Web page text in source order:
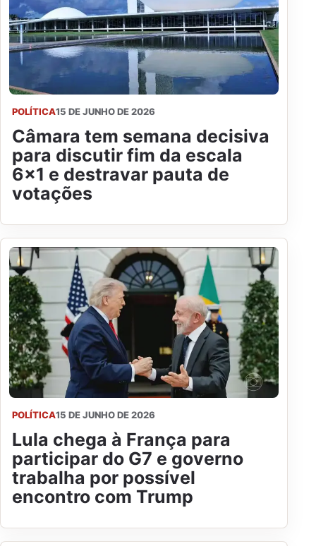
POLÍTICA15 DE JUNHO DE 2026
Câmara tem semana decisiva
para discutir fim da escala
6x1 e destravar pauta de
votações
POLÍTICA15 DE JUNHO DE 2026
Lula chega à França para
participar do G7 e governo
trabalha por possível
encontro com Trump